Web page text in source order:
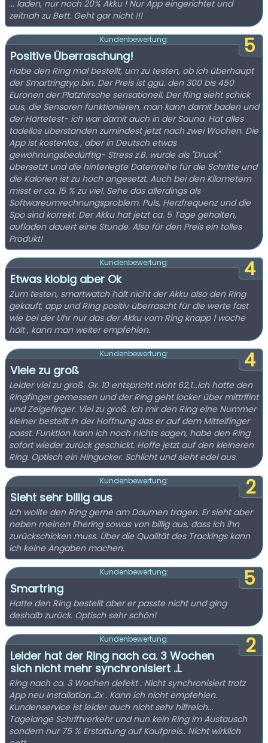
... laden, nur noch 20% Akku ! Nur App eingerichtet und
zeitnah zu Bett. Geht gar nicht !!!
5
Kundenbewertung:
Positive Überraschung!
Habe den Ring mal bestellt, um zu testen, ob ich überhaupt
der Smartringtyp bin. Der Preis ist ggü. den 300 bis 450
Euronen der Platzhirsche sensationell. Der Ring sieht schick
aus, die Sensoren funktionieren, man kann damit baden und
der Härtetest- ich war damit auch in der Sauna. Hat alles
tadellos überstanden zumindest jetzt nach zwei Wochen. Die
App ist kostenlos , aber in Deutsch etwas
gewöhnungsbedürftig- Stress z.B. wurde als "Druck"
übersetzt und die hinterlegte Datenreihe für die Schritte und
die Kalorien ist zu hoch angesetzt. Auch bei den Kilometern
misst er ca. 15 % zu viel. Sehe das allerdings als
Softwareumrechnungsproblem. Puls, Herzfrequenz und die
Spo sind korrekt. Der Akku hat jetzt ca. 5 Tage gehalten,
aufladen dauert eine Stunde. Also für den Preis ein tolles
Produkt!
4
Kundenbewertung:
Etwas klobig aber Ok
Zum testen, smartwatch hält nicht der Akku also den Ring
gekauft, app und Ring positiv überrascht für die werte fast
wie bei der Uhr nur das der Akku vom Ring knapp 1 woche
hält , kann man weiter empfehlen.
4
Kundenbewertung:
Viele zu groß
Leider viel zu groß. Gr. 10 entspricht nicht 62,1...ich hatte den
Ringfinger gemessen und der Ring geht locker über mittrlfint
und Zeigefinger. Viel zu groß. Ich mir den Ring eine Nummer
kleiner bestellt in der Hoffnung das er auf dem Mittelfinger
passt. Funktion kann ich noch nichts sagen, habe den Ring
sofort wieder zurück geschickt. Hoffe jetzt auf den kleineren
Ring. Optisch ein Hingucker. Schlicht und sieht edel aus.
2
Kundenbewertung:
Sieht sehr billig aus
Ich wollte den Ring gerne am Daumen tragen. Er sieht aber
neben meinen Ehering sowas von billig aus, dass ich ihn
zurückschicken muss. Über die Qualität des Trackings kann
ich keine Angaben machen.
5
Kundenbewertung:
Smartring
Hatte den Ring bestellt aber er passte nicht und ging
deshalb zurück. Optisch sehr schön!
2
Kundenbewertung:
Leider hat der Ring nach ca. 3 Wochen
sich nicht mehr synchronisiert ..L
Ring nach ca. 3 Wochen defekt . Nicht synchronisiert trotz
App neu Installation..2x . Kann ich nicht empfehlen.
Kundenservice ist leider auch nicht sehr hilfreich...
Tagelange Schriftverkehr und nun kein Ring im Austausch
sondern nur 75 % Erstattung auf Kaufpreis.. Nicht wirklich